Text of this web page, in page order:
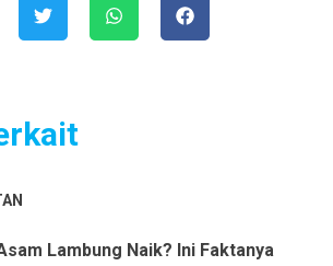
Lambung Naik? Ini Faktanya